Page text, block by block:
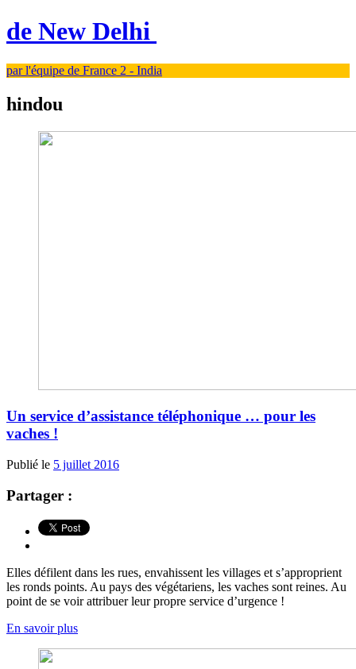
de New Delhi
par l'équipe de France 2 - India
hindou
Un service d’assistance téléphonique … pour les
vaches !
Publié le 5 juillet 2016
Partager :
Elles défilent dans les rues, envahissent les villages et s’approprient
les ronds points. Au pays des végétariens, les vaches sont reines. Au
point de se voir attribuer leur propre service d’urgence !
En savoir plus